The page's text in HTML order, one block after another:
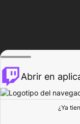
Abrir en
¿Ya